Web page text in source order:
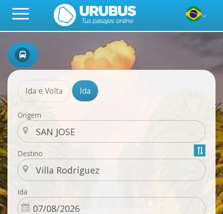
Ida e Volta Ida
Origem
Destino
Ida